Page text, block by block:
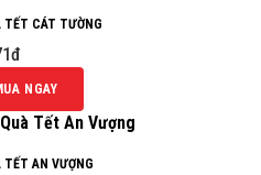
TẾT CÁT TƯỜNG
NGAY
TẾT AN VƯỢNG